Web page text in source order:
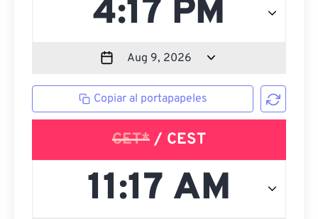
Copiar al portapapeles
CET* / CEST